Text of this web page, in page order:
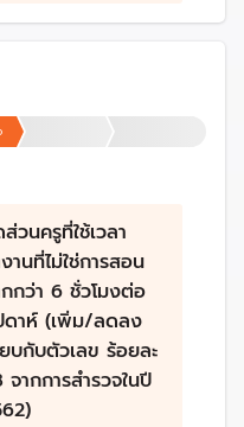
วนครูที่ใช้เวลา
านที่ไม่ใช่การสอน
กว่า 6 ชั่วโมงต่อ
าห์ (เพิ่ม/ลดลง
บกับตัวเลข ร้อยละ
จากการสำรวจในปี